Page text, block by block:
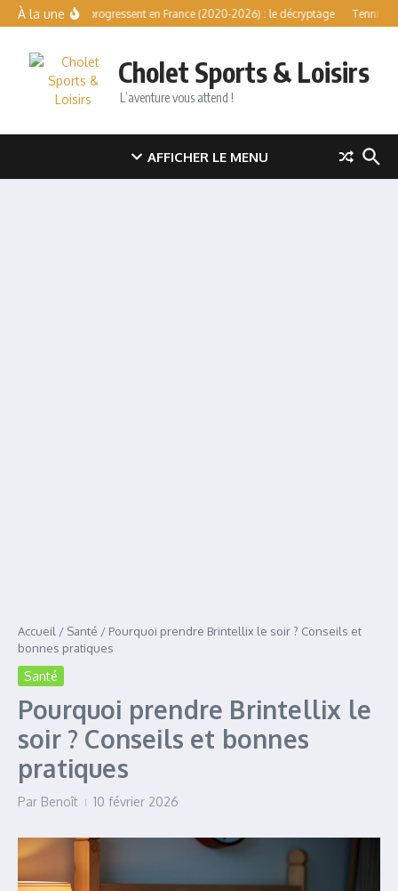
Aller au contenu
À la une
Sports qui progressent en France (2020-2026) : le décryptage Tennis
Cholet Sports & Loisirs
L’aventure vous attend !
AFFICHER LE MENU
Accueil / Santé / Pourquoi prendre Brintellix le soir ? Conseils et
bonnes pratiques
Santé
Pourquoi prendre Brintellix le
soir ? Conseils et bonnes
pratiques
Par Benoît 10 février 2026